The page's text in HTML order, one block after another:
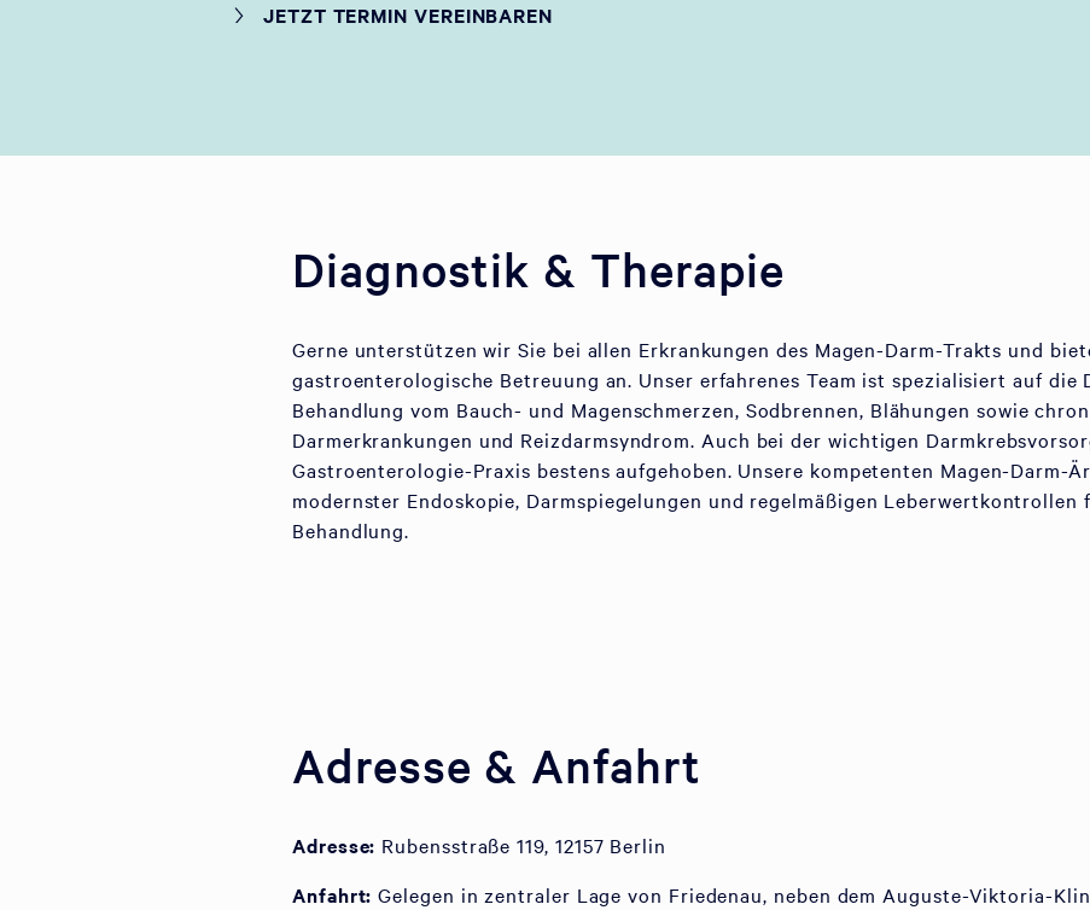
JETZT TERMIN VEREINBAREN
Diagnostik & Therapie
Gerne unterstützen wir Sie bei allen Erkrankungen des Magen-Darm-Trakts und
gastroenterologische Betreuung an. Unser erfahrenes Team ist spezialisiert auf die
Behandlung vom Bauch- und Magenschmerzen, Sodbrennen, Blähungen sowie
Darmerkrankungen und Reizdarmsyndrom. Auch bei der wichtigen
Gastroenterologie-Praxis bestens aufgehoben. Unsere kompetenten Magen-Darm-
modernster Endoskopie, Darmspiegelungen und regelmäßigen Leberwertkontrollen
Behandlung.
Adresse & Anfahrt
Adresse: Rubensstraße 119, 12157 Berlin
Anfahrt:Gelegen in zentraler Lage von Friedenau, neben dem Auguste-Viktoria-